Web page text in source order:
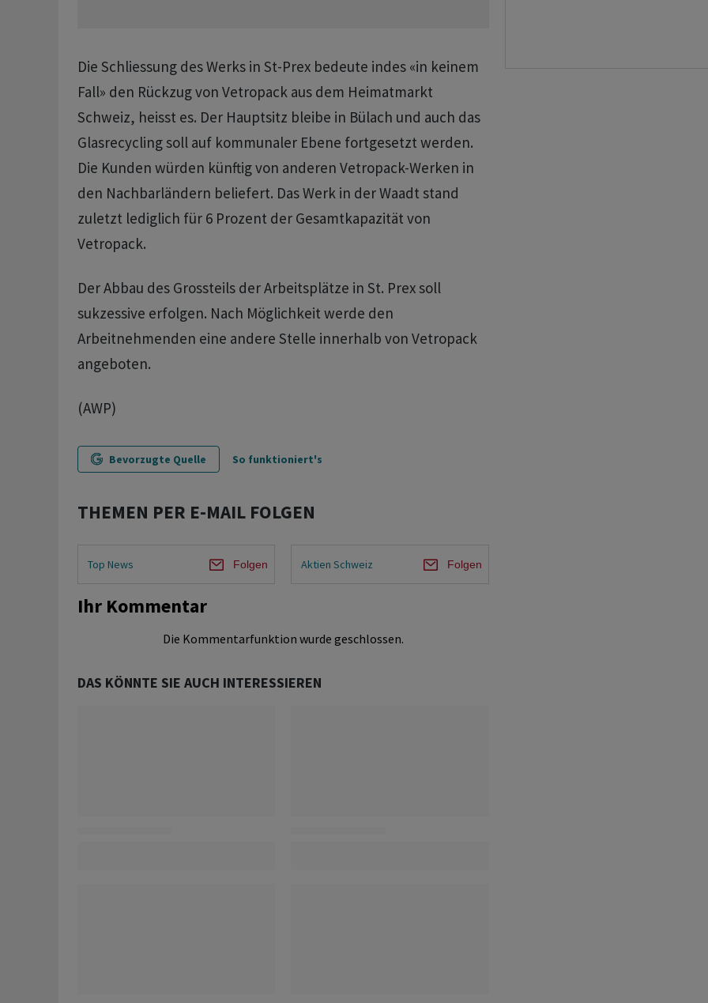
Die Schliessung des Werks in St-Prex bedeute indes «in keinem
Fall» den Rückzug von Vetropack aus dem Heimatmarkt
Schweiz, heisst es. Der Hauptsitz bleibe in Bülach und auch das
Glasrecycling soll auf kommunaler Ebene fortgesetzt werden.
Die Kunden würden künftig von anderen Vetropack-Werken in
den Nachbarländern beliefert. Das Werk in der Waadt stand
zuletzt lediglich für 6 Prozent der Gesamtkapazität von
Vetropack.
Der Abbau des Grossteils der Arbeitsplätze in St. Prex soll
sukzessive erfolgen. Nach Möglichkeit werde den
Arbeitnehmenden eine andere Stelle innerhalb von Vetropack
angeboten.
(AWP)
Bevorzugte Quelle So funktioniert's
THEMEN PER E-MAIL FOLGEN
Top News Folgen Aktien Schweiz Folgen
Ihr Kommentar
Die Kommentarfunktion wurde geschlossen.
DAS KÖNNTE SIE AUCH INTERESSIEREN